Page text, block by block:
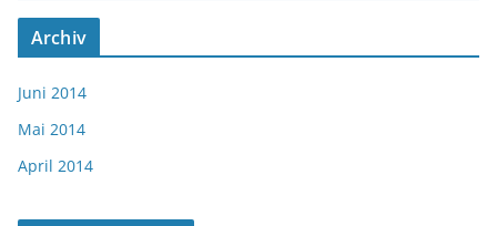
Archiv
Juni 2014
Mai 2014
April 2014